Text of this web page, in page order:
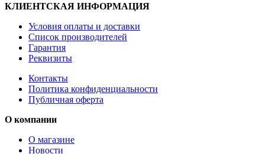
КЛИЕНТСКАЯ ИНФОРМАЦИЯ
Условия оплаты и доставки
Список производителей
Гарантия
Реквизиты
Контакты
Политика конфиденциальности
Публичная оферта
О компании
О магазине
Новости